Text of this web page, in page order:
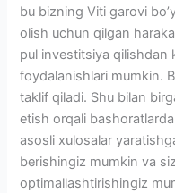
bu bizning Viti garovi
olish uchun qilgan
pul investitsiya qilishdan
foydalanishlari mumkin.
taklif qiladi. Shu bilan
etish orqali
asosli xulosalar
berishingiz mumkin va
optimallashtirishingiz